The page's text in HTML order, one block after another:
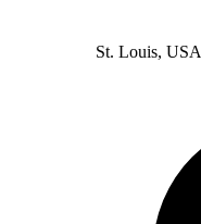
St. Louis, USA